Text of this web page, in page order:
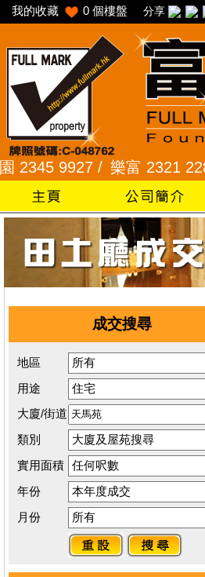
我的收藏 0 個樓盤 分享
9927 /樂富 2321 2287 /
成交搜尋
地區
用途
大廈/街道
類別
實用面積
年份
月份